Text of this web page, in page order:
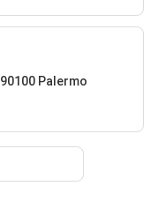
Palermo